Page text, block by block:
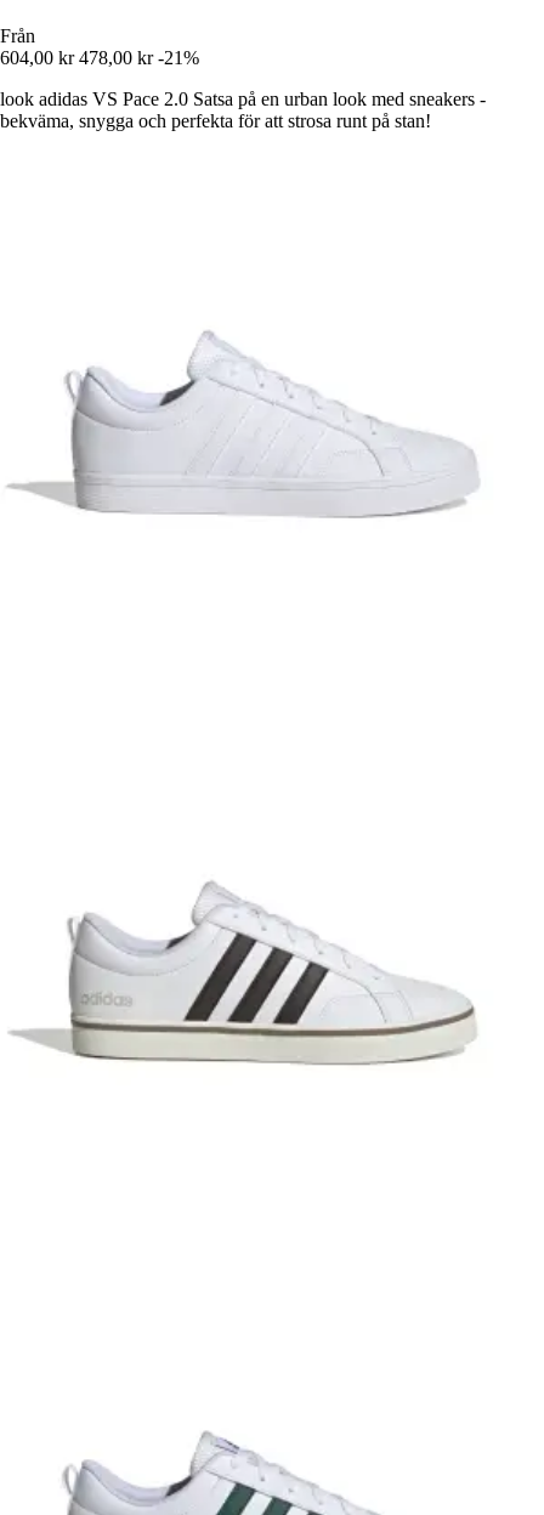
Från
604,00 kr 478,00 kr -21%
look adidas VS Pace 2.0 Satsa på en urban look med sneakers -
bekväma, snygga och perfekta för att strosa runt på stan!